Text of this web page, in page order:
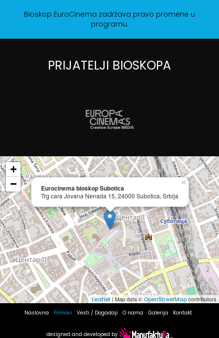
Bioskop EuroCinema zadržava pravo promene u
programu.
PRIJATELJI BIOSKOPA
Eurocinema bioskop Subotica
Trg cara Jovana Nenada 15, 24000 Subotica, Srbija
×
+
−
Leaflet | Map data ©OpenStreetMapcontributors
Naslovna Filmovi Vesti / Događaji O nama Galerija Kontakt
designed and developed by